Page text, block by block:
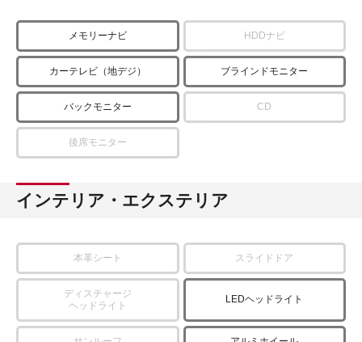
メモリーナビ HDDナビ
カーテレビ（地デジ） ブラインドモニター
バックモニター CD
後席モニター
インテリア・エクステリア
本革シート スライドドア
ディスチャージ
ヘッドライト
LEDヘッドライト